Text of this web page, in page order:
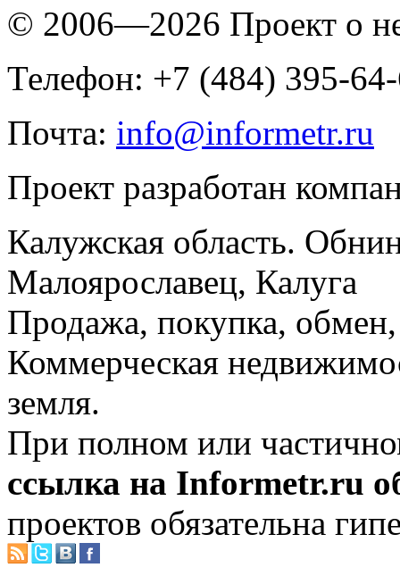
© 2006—2026 Проект о
Телефон: +7 (484) 395-
Почта: info@informetr.ru
Проект разработан
Калужская область.
Малоярославец, Калуга
Продажа, покупка, обмен,
Коммерческая
земля.
При полном или
ссылка на Informetr.ru
проектов обязательна